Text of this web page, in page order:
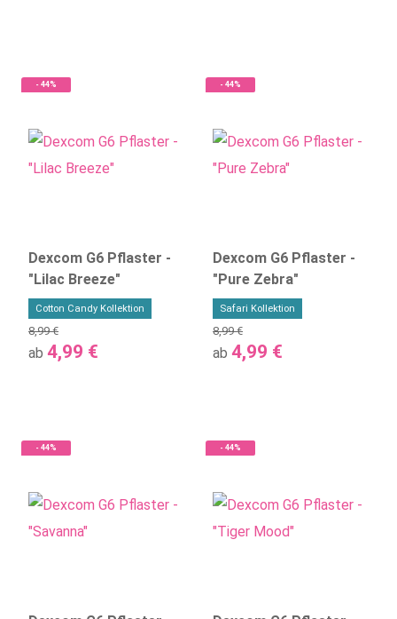
- 44%
Dexcom G6 Pflaster -
"Lilac Breeze"
Cotton Candy Kollektion
ab 4,99 €
8,99 €
- 44%
Dexcom G6 Pflaster -
"Pure Zebra"
Safari Kollektion
ab 4,99 €
8,99 €
- 44% - 44%